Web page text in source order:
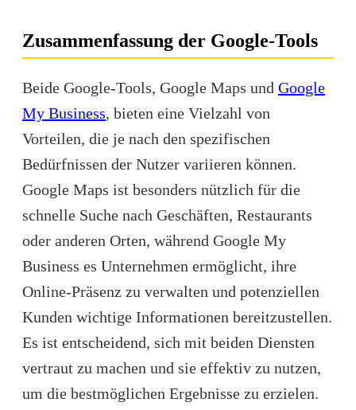
Zusammenfassung der Google-Tools
Beide Google-Tools, Google Maps und Google
My Business, bieten eine Vielzahl von
Vorteilen, die je nach den spezifischen
Bedürfnissen der Nutzer variieren können.
Google Maps ist besonders nützlich für die
schnelle Suche nach Geschäften, Restaurants
oder anderen Orten, während Google My
Business es Unternehmen ermöglicht, ihre
Online-Präsenz zu verwalten und potenziellen
Kunden wichtige Informationen bereitzustellen.
Es ist entscheidend, sich mit beiden Diensten
vertraut zu machen und sie effektiv zu nutzen,
um die bestmöglichen Ergebnisse zu erzielen.